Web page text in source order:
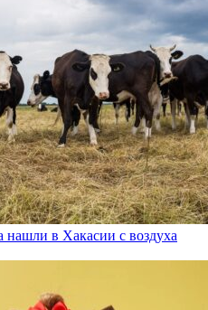
нашли в Хакасии с воздуха